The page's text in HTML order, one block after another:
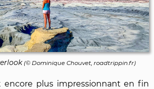
(© Dominique Chouvet, roadtrippin.fr)
encore plus impressionnant en fin